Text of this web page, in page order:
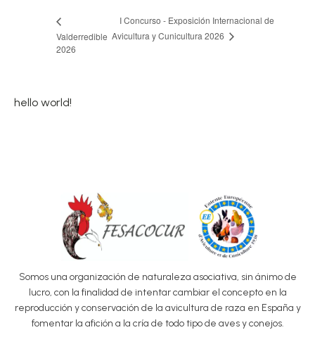
Valderredible
2026
I Concurso - Exposición Internacional de
Avicultura y Cunicultura 2026
hello world!
Somos una organización de naturaleza asociativa, sin ánimo de
lucro, con la finalidad de intentar cambiar el concepto en la
reproducción y conservación de la avicultura de raza en España y
fomentar la afición a la cría de todo tipo de aves y conejos.